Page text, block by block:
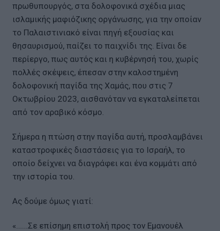
πρωθυπουργός, στα δολοφονικά σχέδια μιας
ισλαμικής μαφιόζικης οργάνωσης, για την οποίαν
το Παλαιστινιακό είναι πηγή εξουσίας και
θησαυρισμού, παίζει το παιχνίδι της. Είναι δε
περίεργο, πως αυτός και η κυβέρνησή του, χωρίς
πολλές σκέψεις, έπεσαν στην καλοστημένη
δολοφονική παγίδα της Χαμάς, που στις 7
Οκτωβρίου 2023, αισθανόταν να εγκαταλείπεται
από τον αραβικό κόσμο.
Σήμερα η πτώση στην παγίδα αυτή, προσλαμβάνει
καταστροφικές διαστάσεις για το Ισραήλ, το
οποίο δείχνει να διαγράφει και ένα κομμάτι από
την ιστορία του.
Ας δούμε όμως γιατί:
«......Σε επίσημη επιστολή προς τον Εμανουέλ